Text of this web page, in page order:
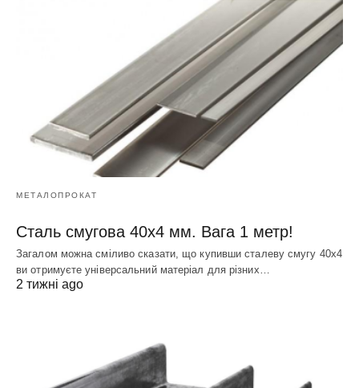
МЕТАЛОПРОКАТ
Сталь смугова 40х4 мм. Вага 1 метр!
Загалом можна сміливо сказати, що купивши сталеву смугу 40х4
ви отримуєте універсальний матеріал для різних…
2 тижні ago